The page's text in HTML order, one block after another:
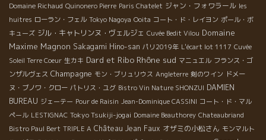
Domaine Richaud Quinonero Pierre Paris Chatelet ジャン・フォワラール les
huitres ローラン・フェル Tokyo Nagoya Ooita コート・ド・レイヨン ポール・ボ
キューズ ジル・キャトリンヌ・ヴェルジェ Cuvée Bedit Vilou Domaine
Maxime Magnon Sakagami Hino-san パリ2019年 L'écart lot 1117 Cuvée
Soleil Terre Coeur 生カキ Dard et Ribo Rhône sud マニュエル フランス・ゴ
ンザルヴェス Champagne モン・ブリュリウス Angleterre 剣のワイン ドメー
ヌ・ブノワ・クロー パトリス・ユグ Bistro Vin Nature SHONZUI DAMIEN
BUREAU ジェーテー Pour de Raisin Jean-Dominique CASSINI コート・ド・マル
ペール LESTIGNAC Tokyo Tsukiji-jogai Domaine Beauthorey Chateaubriand
Bistro Paul Bert TRIPLE A Château Jean Faux オザミの小松さん モンマルト